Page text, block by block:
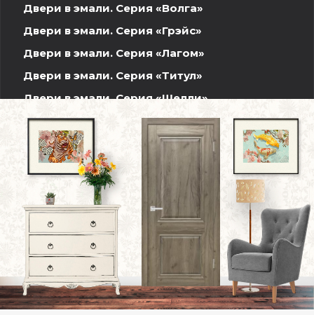
Двери в эмали. Серия «Волга»
Двери в эмали. Серия «Грэйс»
Двери в эмали. Серия «Лагом»
Двери в эмали. Серия «Титул»
Двери в эмали. Серия «Шелли»
Шпонированные двери. Волжская серия
Двери INVISIBLE
Двери ПЭТ
Двери Экошпон. Серия «Графика»
Двери Экошпон. Серия «Евро»
Евро 4
Евро 11
Евро 19
Евро 20
Арки